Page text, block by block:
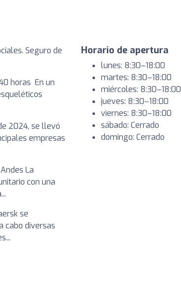
Seguro de
horas En un
2024, se llevó
empresas
La
con una
se
cabo diversas
Horario de apertura
lunes: 8:30–18:00
martes: 8:30–18:00
miércoles: 8:30–18:00
jueves: 8:30–18:00
viernes: 8:30–18:00
sábado: Cerrado
domingo: Cerrado